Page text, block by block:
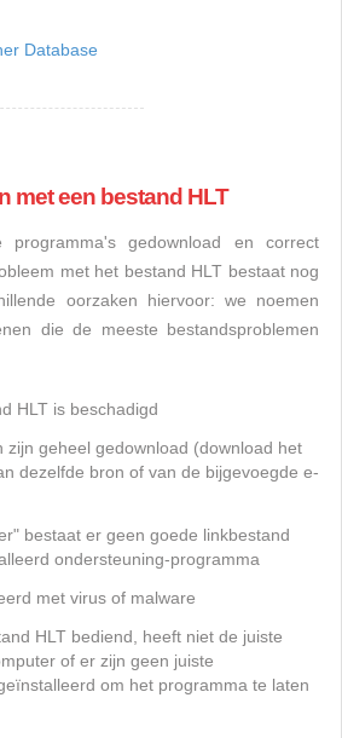
Database
met een bestand HLT
gedownload en correct
met het bestand HLT bestaat nog
oorzaken hiervoor: we noemen
die de meeste bestandsproblemen
HLT is beschadigd
zijn geheel gedownload (download het
dezelfde bron of van de bijgevoegde e-
bestaat er geen goede linkbestand
ondersteuning-programma
met virus of malware
HLT bediend, heeft niet de juiste
of er zijn geen juiste
om het programma te laten